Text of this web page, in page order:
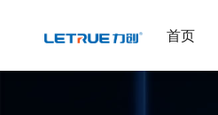
威尼斯人博彩
首页